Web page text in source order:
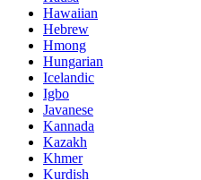
Hawaiian
Hebrew
Hmong
Hungarian
Icelandic
Igbo
Javanese
Kannada
Kazakh
Khmer
Kurdish